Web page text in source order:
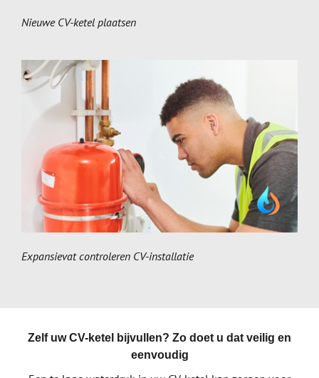
Nieuwe CV-ketel plaatsen
Expansievat controleren CV-installatie
Zelf uw CV-ketel bijvullen? Zo doet u dat veilig en
eenvoudig